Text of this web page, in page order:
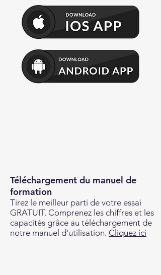
Téléchargement du manuel de
formation
Tirez le meilleur parti de votre essai
GRATUIT. Comprenez les chiffres et les
capacités grâce au téléchargement de
notre manuel d'utilisation. Cliquez ici